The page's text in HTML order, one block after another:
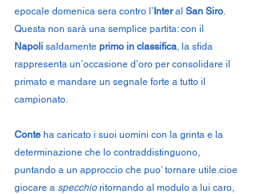
epocale domenica sera contro l’Inter al San Siro
Questa non sarà una semplice partita: con il
Napoli saldamente primo in classifica , la sfida
rappresenta un’occasione d’oro per consolidare il
primato e mandare un segnale forte a tutto il
campionato.
Conte ha caricato i suoi uomini con la grinta e la
determinazione che lo contraddistinguono,
puntando a un approccio che puo’ tornare utile.cioe
giocare a specchio ritornando al modulo a lui caro,